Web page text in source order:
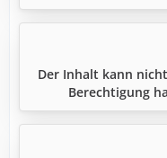
Der Inhalt kann
Berechtigung